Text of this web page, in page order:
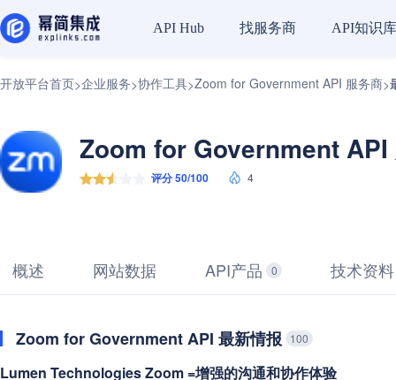
API Hub 找服务商 API知识库
开放平台首页>企业服务>协作工具>Zoom for Government API 服务商>
Zoom for Government API
评分 50/100 4
概述 网站数据 API产品 0 技术资料
Zoom for Government API 最新情报 100
Lumen Technologies Zoom =增强的沟通和协作体验